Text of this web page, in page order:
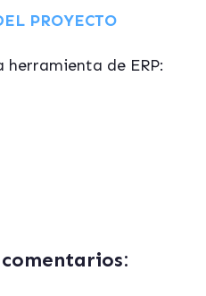
PROYECTO
herramienta de ERP: